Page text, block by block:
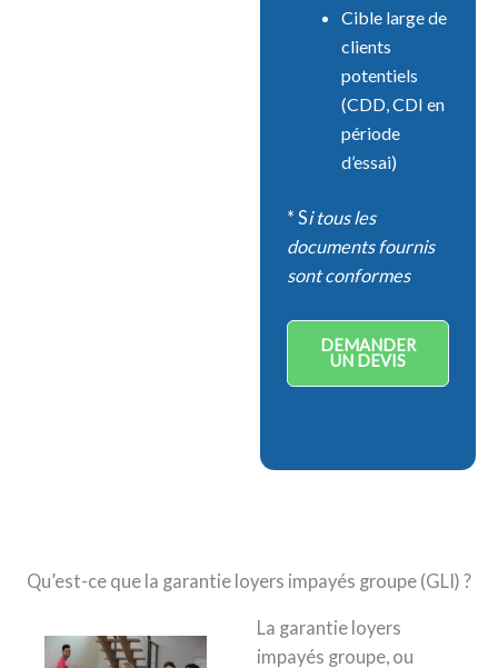
Cible large de
clients
potentiels
(CDD, CDI en
période
d’essai)
* Si tous les
documents fournis
sont conformes
DEMANDER
UN DEVIS
Qu’est-ce que la garantie loyers impayés groupe (GLI) ?
La garantie loyers
impayés groupe, ou